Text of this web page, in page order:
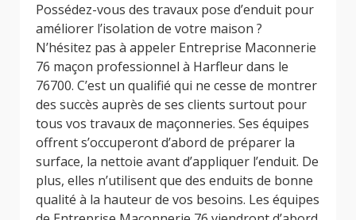
Possédez-vous des travaux pose d’enduit pour
améliorer l’isolation de votre maison ?
N’hésitez pas à appeler Entreprise Maconnerie
76 maçon professionnel à Harfleur dans le
76700. C’est un qualifié qui ne cesse de montrer
des succès auprès de ses clients surtout pour
tous vos travaux de maçonneries. Ses équipes
offrent s’occuperont d’abord de préparer la
surface, la nettoie avant d’appliquer l’enduit. De
plus, elles n’utilisent que des enduits de bonne
qualité à la hauteur de vos besoins. Les équipes